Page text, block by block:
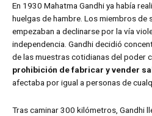
En 1930 Mahatma Gandhi ya había
huelgas de hambre. Los miembros de
empezaban a declinarse por la vía
independencia. Gandhi decidió
de las muestras cotidianas del poder
prohibición de fabricar y vender
afectaba por igual a personas de
Tras caminar 300 kilómetros, Gandhi